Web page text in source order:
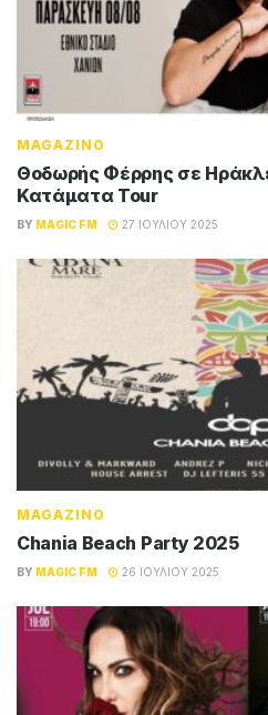
MAGAZINO
Θοδωρής Φέρρης σε
Κατάματα Tour
BY MAGIC FM 27 ΙΟΥΛΊΟΥ 2025
MAGAZINO
Chania Beach Party 2025
BY MAGIC FM 26 ΙΟΥΛΊΟΥ 2025